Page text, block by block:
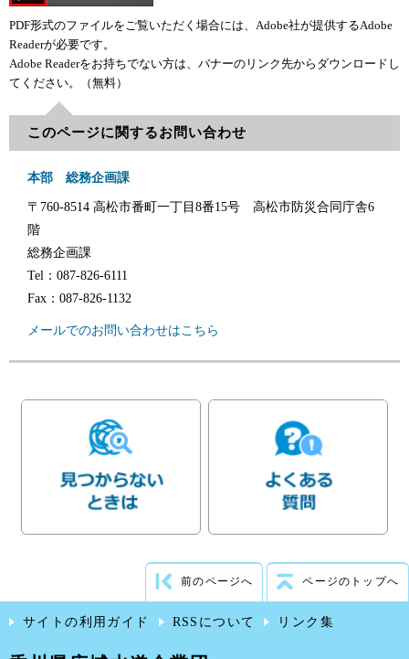
PDF形式のファイルをご覧いただく場合には、Adobe社が提供するAdobe
Readerが必要です。
Adobe Readerをお持ちでない方は、バナーのリンク先からダウンロードし
てください。（無料）
このページに関するお問い合わせ
本部 総務企画課
〒760-8514 高松市番町一丁目8番15号 高松市防災合同庁舎6
階
総務企画課
Tel：087-826-6111
Fax：087-826-1132
メールでのお問い合わせはこちら
前のページへ ページのトップへ
サイトの利用ガイド RSSについて リンク集